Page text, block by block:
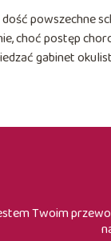
powszechne
choć postęp
gabinet
Twoim